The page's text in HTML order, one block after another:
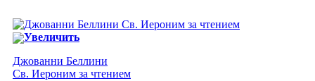
Увеличить
Джованни Беллини
Св. Иероним за чтением